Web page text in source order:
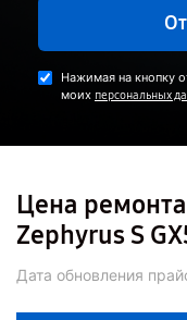
Нажимая на кнопку
моих персональных
Цена ремонта
Zephyrus S
Дата обновления